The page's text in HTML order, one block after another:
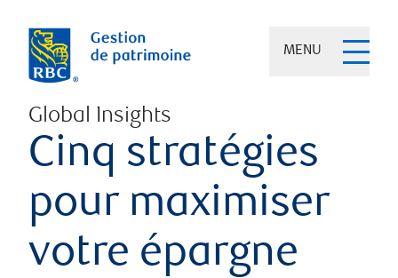
MENU
Global Insights
Cinq stratégies
pour maximiser
votre épargne